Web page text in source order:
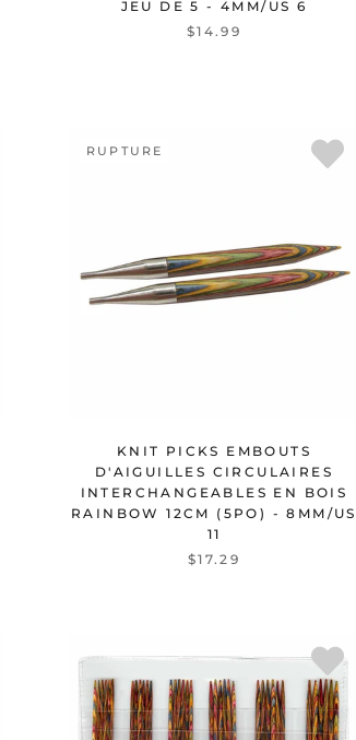
JEU DE 5 - 4MM/US 6
$14.99
RUPTURE
KNIT PICKS EMBOUTS
D'AIGUILLES CIRCULAIRES
INTERCHANGEABLES EN BOIS
RAINBOW 12CM (5PO) - 8MM/US
11
$17.29